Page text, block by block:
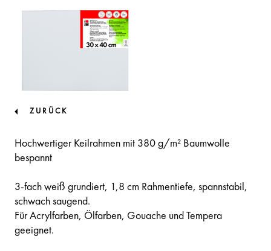
ZURÜCK
Hochwertiger Keilrahmen mit 380 g/m² Baumwolle
bespannt
3-fach weiß grundiert, 1,8 cm Rahmentiefe, spannstabil,
schwach saugend.
Für Acrylfarben, Ölfarben, Gouache und Tempera
geeignet.